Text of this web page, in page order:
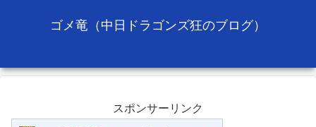
ゴメ竜（中日ドラゴンズ狂のブログ）
スポンサーリンク